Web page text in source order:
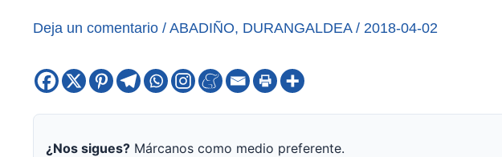
Deja un comentario / ABADIÑO, DURANGALDEA/ 2018-04-02
¿Nos sigues?Márcanos como medio preferente.